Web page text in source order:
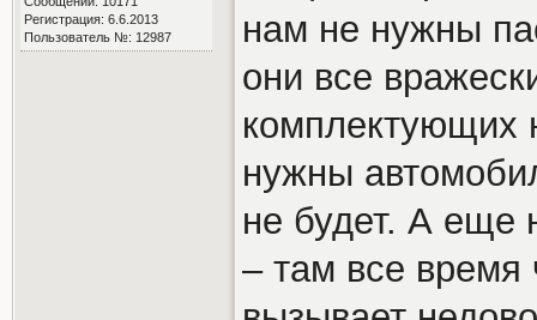
Регистрация: 6.6.2013
Пользователь №: 12987
нам не нужны
они все
комплектующих
нужны
не будет. А еще
– там все время